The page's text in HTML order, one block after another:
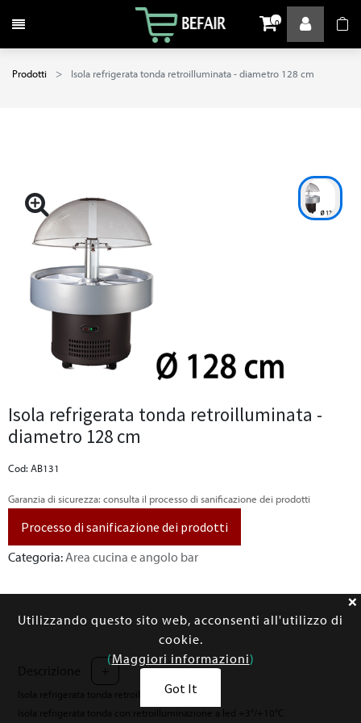
Attiva / disattiva la navigazione 0
Prodotti Isola refrigerata tonda retroilluminata - diametro 128 cm
Isola refrigerata tonda retroilluminata -
diametro 128 cm
Cod: AB131
Garanzia di sicurezza: consulta il processo di sanificazione dei prodotti
Processo di sanificazione dei prodotti
Categoria:Area cucina e angolo bar
+
Isola refrigerata tonda retroilluminata
Utilizzando questo sito web, acconsenti all'utilizzo di
cookie.
(Maggiori informazioni)
Got It